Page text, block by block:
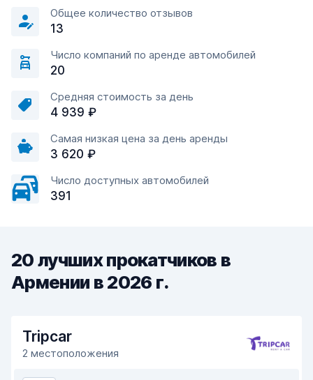
Общее количество отзывов
13
Число компаний по аренде автомобилей
20
Средняя стоимость за день
4 939 ₽
Самая низкая цена за день аренды
3 620 ₽
Число доступных автомобилей
391
20 лучших прокатчиков в
Армении в 2026 г.
Tripcar
2 местоположения